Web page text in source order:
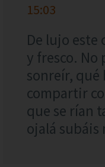
15:03
De lujo
y fresco. No
sonreír, qué
compartir
que se rían
ojalá subáis